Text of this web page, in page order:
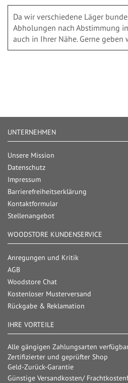
Da wir verschiedene Läger
Abholungen nach Abstimmung
auch in Ihrer Nähe. Gerne
UNTERNEHMEN
Unsere Mission
Datenschutz
Impressum
Barrierefreiheitserklärung
Kontaktformular
Stellenangebot
WOODSTORE KUNDENSERVICE
Anregungen und Kritik
AGB
Woodstore Chat
Kostenloser Musterversand
Rückgabe & Reklamation
IHRE VORTEILE
Alle gängigen Zahlungsarten
Zertifizierter und geprüfter Shop
Geld-Zurück-Garantie
Günstige Versandkosten/